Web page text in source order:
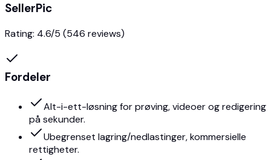
SellerPic
Rating: 4.6/5 (546 reviews)
Fordeler
Alt-i-ett-løsning for prøving, videoer og redigering
på sekunder.
Ubegrenset lagring/nedlastinger, kommersielle
rettigheter.